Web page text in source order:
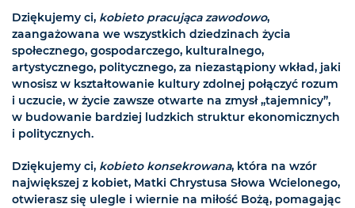
Dziękujemy ci, kobieto pracująca zawodowo,
zaangażowana we wszystkich dziedzinach życia
społecznego, gospodarczego, kulturalnego,
artystycznego, politycznego, za niezastąpiony wkład, jaki
wnosisz w kształtowanie kultury zdolnej połączyć rozum
i uczucie, w życie zawsze otwarte na zmysł „tajemnicy”,
w budowanie bardziej ludzkich struktur ekonomicznych
i politycznych.
Dziękujemy ci, kobieto konsekrowana, która na wzór
największej z kobiet, Matki Chrystusa Słowa Wcielonego,
otwierasz się ulegle i wiernie na miłość Bożą, pomagając